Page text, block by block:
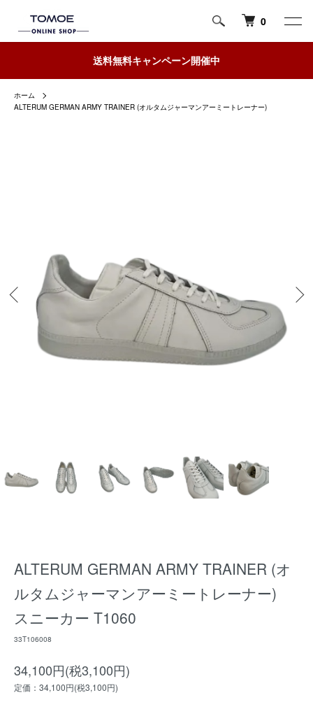
0
送料無料キャンペーン開催中
ホーム
ALTERUM GERMAN ARMY TRAINER (オルタムジャーマンアーミートレーナー)
ALTERUM GERMAN ARMY TRAINER (オ
ルタムジャーマンアーミートレーナー)
スニーカー T1060
33T106008
34,100円(税3,100円)
定価：34,100円(税3,100円)